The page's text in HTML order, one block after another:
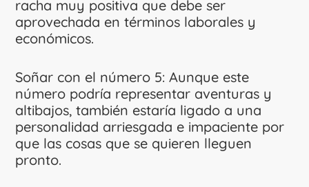
racha muy positiva que debe ser
aprovechada en términos laborales y
económicos.
Soñar con el número 5: Aunque este
número podría representar aventuras y
altibajos, también estaría ligado a una
personalidad arriesgada e impaciente por
que las cosas que se quieren lleguen
pronto.